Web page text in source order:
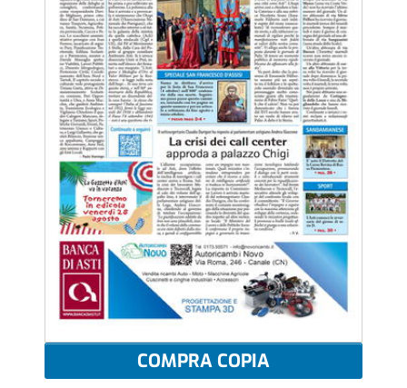
COMPRA COPIA